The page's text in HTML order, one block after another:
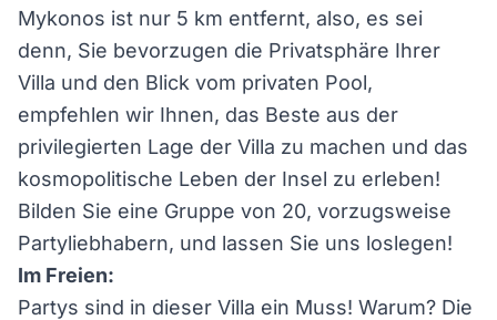
Mykonos ist nur 5 km entfernt, also, es sei
denn, Sie bevorzugen die Privatsphäre Ihrer
Villa und den Blick vom privaten Pool,
empfehlen wir Ihnen, das Beste aus der
privilegierten Lage der Villa zu machen und das
kosmopolitische Leben der Insel zu erleben!
Bilden Sie eine Gruppe von 20, vorzugsweise
Partyliebhabern, und lassen Sie uns loslegen!
Im Freien:
Partys sind in dieser Villa ein Muss! Warum? Die